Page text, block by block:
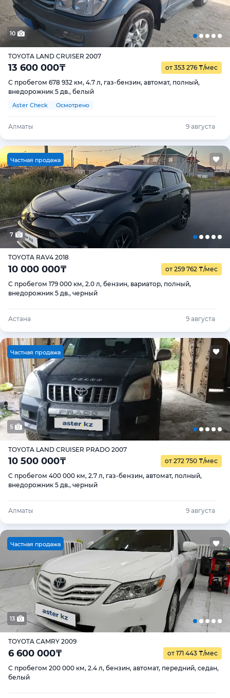
10
TOYOTA LAND CRUISER 2007
13 600 000₸ от 353 276 ₸/мес
С пробегом 678 932 км, 4.7 л, газ-бензин, автомат, полный,
внедорожник 5 дв., белый
Aster Check Осмотрено
Алматы 9 августа
Частная продажа
7
TOYOTA RAV4 2018
10 000 000₸ от 259 762 ₸/мес
С пробегом 179 000 км, 2.0 л, бензин, вариатор, полный,
внедорожник 5 дв., черный
Астана 9 августа
Частная продажа
5
TOYOTA LAND CRUISER PRADO 2007
10 500 000₸ от 272 750 ₸/мес
С пробегом 400 000 км, 2.7 л, газ-бензин, автомат, полный,
внедорожник 5 дв., черный
Алматы 9 августа
Частная продажа
13
TOYOTA CAMRY 2009
6 600 000₸ от 171 443 ₸/мес
С пробегом 200 000 км, 2.4 л, бензин, автомат, передний, седан,
белый